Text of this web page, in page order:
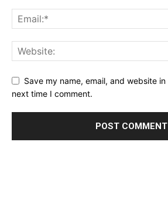
Save my name, email, and website
next time I comment.